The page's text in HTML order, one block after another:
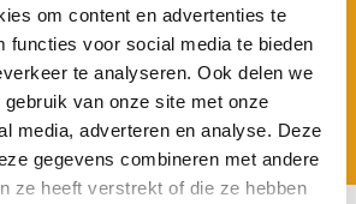
om content en advertenties te
functies voor social media te bieden
te analyseren. Ook delen we
van onze site met onze
media, adverteren en analyse. Deze
gegevens combineren met andere
ze heeft verstrekt of die ze hebben
voor